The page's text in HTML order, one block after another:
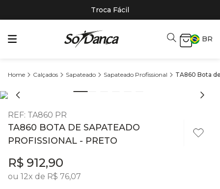
Troca Fácil
BR
Calçados Sapateado Sapateado Profissional TA860 Bota
REF: TA860 PR
TA860 BOTA DE SAPATEADO
PROFISSIONAL - PRETO
R$ 912,90
ou 12x de R$ 76,07